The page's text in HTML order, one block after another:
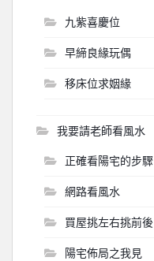
九紫喜慶位
早締良緣玩偶
移床位求姻緣
我要請老師看風水
正確看陽宅的步驟
網路看風水
買屋挑左右挑前後
陽宅佈局之我見